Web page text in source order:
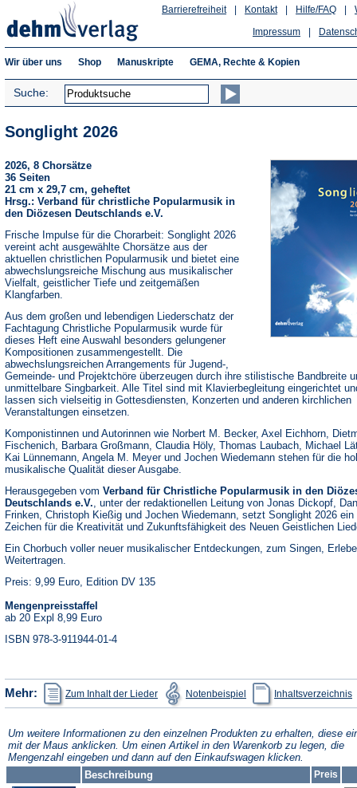
Hilfe/FAQ
Kontakt
Barrierefreiheit
Impressum
Wir über uns Shop Manuskripte GEMA, Rechte & Kopien
Suche:
Songlight 2026
2026, 8 Chorsätze
36 Seiten
21 cm x 29,7 cm, geheftet
Hrsg.: Verband für christliche Popularmusik in
den Diözesen Deutschlands e.V.
Frische Impulse für die Chorarbeit: Songlight 2026
vereint acht ausgewählte Chorsätze aus der
aktuellen christlichen Popularmusik und bietet eine
abwechslungsreiche Mischung aus musikalischer
Vielfalt, geistlicher Tiefe und zeitgemäßen
Klangfarben.
Aus dem großen und lebendigen Liederschatz der
Fachtagung Christliche Popularmusik wurde für
dieses Heft eine Auswahl besonders gelungener
Kompositionen zusammengestellt. Die
abwechslungsreichen Arrangements für Jugend-,
Gemeinde- und Projektchöre überzeugen durch ihre stilistische Bandbreite
unmittelbare Singbarkeit. Alle Titel sind mit Klavierbegleitung eingerichtet
lassen sich vielseitig in Gottesdiensten, Konzerten und anderen kirchlichen
Veranstaltungen einsetzen.
Komponistinnen und Autorinnen wie Norbert M. Becker, Axel Eichhorn,
Fischenich, Barbara Großmann, Claudia Höly, Thomas Laubach, Michael
Kai Lünnemann, Angela M. Meyer und Jochen Wiedemann stehen für die
musikalische Qualität dieser Ausgabe.
Herausgegeben vom Verband für Christliche Popularmusik in den
Deutschlands e.V., unter der redaktionellen Leitung von Jonas Dickopf,
Frinken, Christoph Kießig und Jochen Wiedemann, setzt Songlight 2026
Zeichen für die Kreativität und Zukunftsfähigkeit des Neuen Geistlichen
Ein Chorbuch voller neuer musikalischer Entdeckungen, zum Singen,
Weitertragen.
Preis: 9,99 Euro, Edition DV 135
Mengenpreisstaffel
ab 20 Expl 8,99 Euro
ISBN 978-3-911944-01-4
Mehr: Zum Inhalt der Lieder
(Öffnet
in
einem
Tab)
Notenbeispiel
(Öffnet
in
einem
Tab)
Inhaltsverzeichnis
Um weitere Informationen zu den einzelnen Produkten zu erhalten, diese
mit der Maus anklicken. Um einen Artikel in den Warenkorb zu legen, die
Mengenzahl eingeben und dann auf den Einkaufswagen klicken.
Beschreibung
Preis